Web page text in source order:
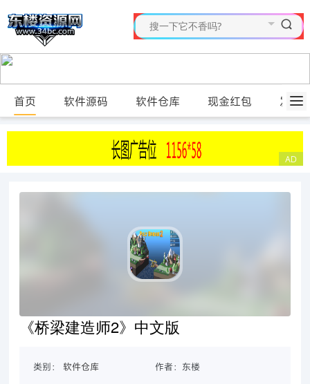
首页 软件源码 软件仓库 现金红包 发布
《桥梁建造师2》中文版
类别： 软件仓库 作者：东楼